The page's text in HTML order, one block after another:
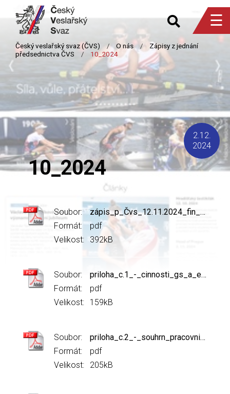
☰
10_2024
2.12.
2024
Soubor:
zápis_p_Čvs_12.11.2024_fin_opr.pdf
Formát:
pdf
Velikost:
392kB
Soubor:
priloha_c.1_-_cinnosti_gs_a_ekonoma_full.pdf
Formát:
pdf
Velikost:
159kB
Soubor:
priloha_c.2_-_souhrn_pracovnich_oblasti_jh.pdf
Formát:
pdf
Velikost:
205kB